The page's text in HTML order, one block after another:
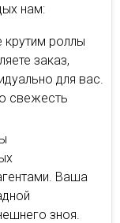
нам:
крутим роллы
заказ,
для вас.
свежесть
Ваша
зноя.